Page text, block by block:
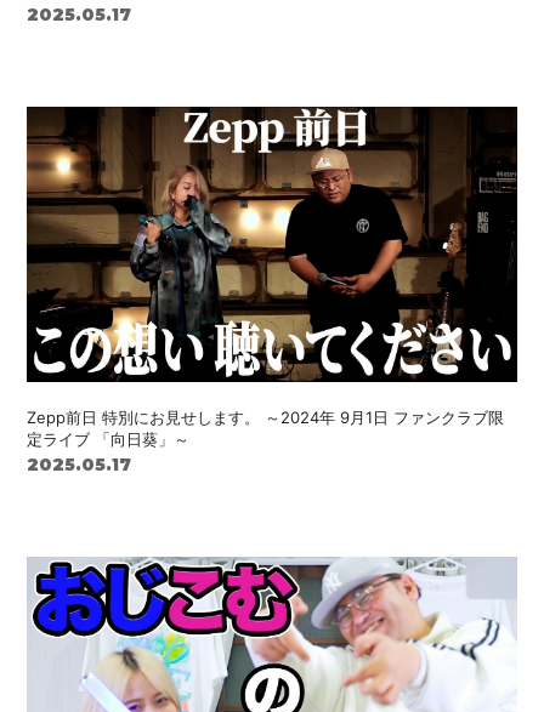
2025.05.17
Zepp前日 特別にお見せします。 ～2024年 9月1日 ファンクラブ限
定ライブ 「向日葵」～
2025.05.17